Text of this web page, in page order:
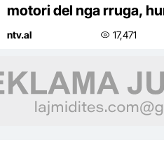
motori del nga rruga,
vjeçari-detaje
ntv.al 17,471